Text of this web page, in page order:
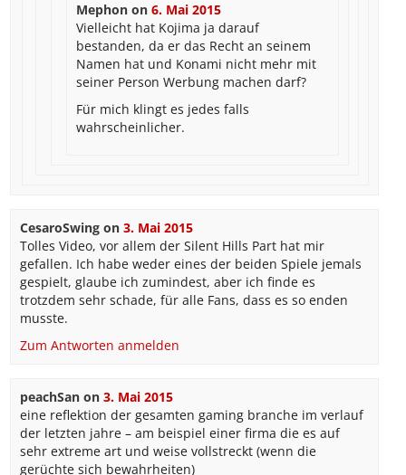
Mephon on6. Mai 2015
Vielleicht hat Kojima ja darauf
bestanden, da er das Recht an seinem
Namen hat und Konami nicht mehr mit
seiner Person Werbung machen darf?
Für mich klingt es jedes falls
wahrscheinlicher.
CesaroSwingon 3. Mai 2015
Tolles Video, vor allem der Silent Hills Part hat mir
gefallen. Ich habe weder eines der beiden Spiele jemals
gespielt, glaube ich zumindest, aber ich finde es
trotzdem sehr schade, für alle Fans, dass es so enden
musste.
Zum Antworten anmelden
peachSanon 3. Mai 2015
eine reflektion der gesamten gaming branche im verlauf
der letzten jahre – am beispiel einer firma die es auf
sehr extreme art und weise vollstreckt (wenn die
gerüchte sich bewahrheiten)